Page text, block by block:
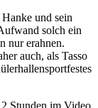
und sein
solch ein
nur erahnen.
auch, als Tasso
Stunden im Video